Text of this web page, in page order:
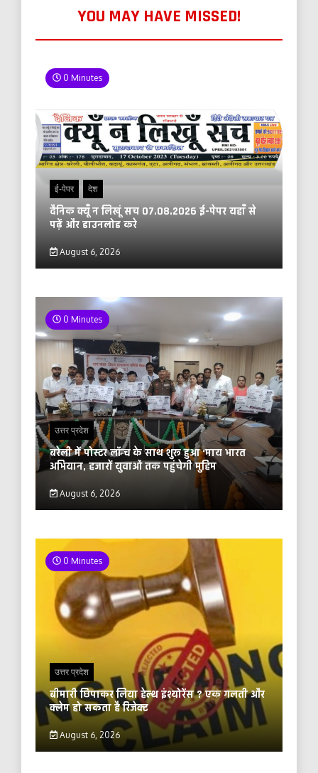
YOU MAY HAVE MISSED!
0 Minutes
ई-पेपर देश
दैनिक क्यूँ न लिखूं सच 07.08.2026 ई-पेपर यहाँ से
पढ़ें और डाउनलोड करे
August 6, 2026
0 Minutes
उत्तर प्रदेश
बरेली में पोस्टर लॉन्च के साथ शुरू हुआ ‘माय भारत
अभियान, हजारों युवाओं तक पहुंचेगी मुहिम
August 6, 2026
0 Minutes
उत्तर प्रदेश
बीमारी छिपाकर लिया हेल्थ इंश्योरेंस ? एक गलती और
क्लेम हो सकता है रिजेक्ट
August 6, 2026